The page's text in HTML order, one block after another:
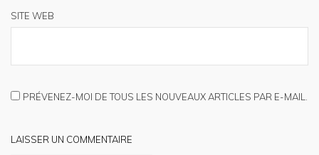
SITE WEB
PRÉVENEZ-MOI DE TOUS LES NOUVEAUX ARTICLES PAR E-MAIL.